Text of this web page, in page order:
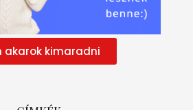
akarok kimaradni